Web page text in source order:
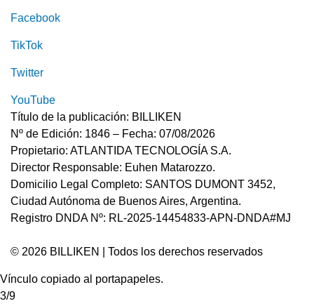
Facebook
TikTok
Twitter
YouTube
Título de la publicación: BILLIKEN
Nº de Edición: 1846 – Fecha: 07/08/2026
Propietario: ATLANTIDA TECNOLOGÍA S.A.
Director Responsable: Euhen Matarozzo.
Domicilio Legal Completo: SANTOS DUMONT 3452,
Ciudad Autónoma de Buenos Aires, Argentina.
Registro DNDA Nº: RL-2025-14454833-APN-DNDA#MJ
© 2026 BILLIKEN | Todos los derechos reservados
Vínculo copiado al portapapeles.
3/9